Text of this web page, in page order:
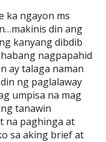
ka ngayon ms
din ang
kanyang dibdib
nagpapahid
ay talaga naman
ng paglalaway
umpisa na mag
tanawin
na paghinga at
sa aking brief at